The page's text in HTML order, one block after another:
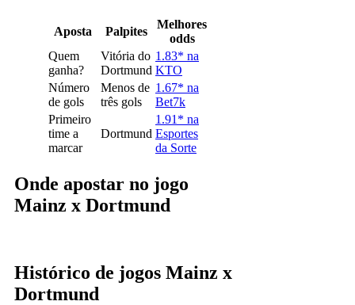
Aposta Palpites
Melhores
odds
Quem
ganha?
Vitória do
Dortmund
1.83* na
KTO
Número
de gols
Menos de
três gols
1.67* na
Bet7k
Primeiro
time a
marcar
Dortmund
1.91* na
Esportes
da Sorte
Onde apostar no jogo
Mainz x Dortmund
Histórico de jogos Mainz x
Dortmund